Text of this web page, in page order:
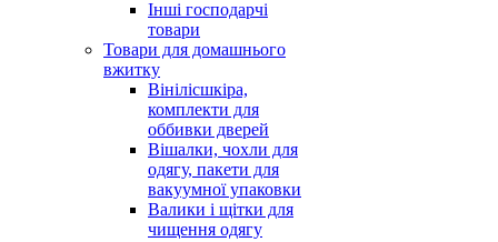
Інші господарчі
товари
Товари для домашнього
вжитку
Вінілісшкіра,
комплекти для
оббивки дверей
Вішалки, чохли для
одягу, пакети для
вакуумної упаковки
Валики і щітки для
чищення одягу